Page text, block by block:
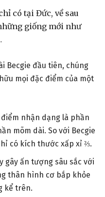
có tại Đức, về sau
giống mới như
Becgie đầu tiên, chúng
mọi đặc điểm của một
điểm nhận dạng là phần
mõm dài. So với Becgie
có kích thước xấp xỉ ⅔.
gây ấn tượng sâu sắc với
thân hình cơ bắp khỏe
kể trên.